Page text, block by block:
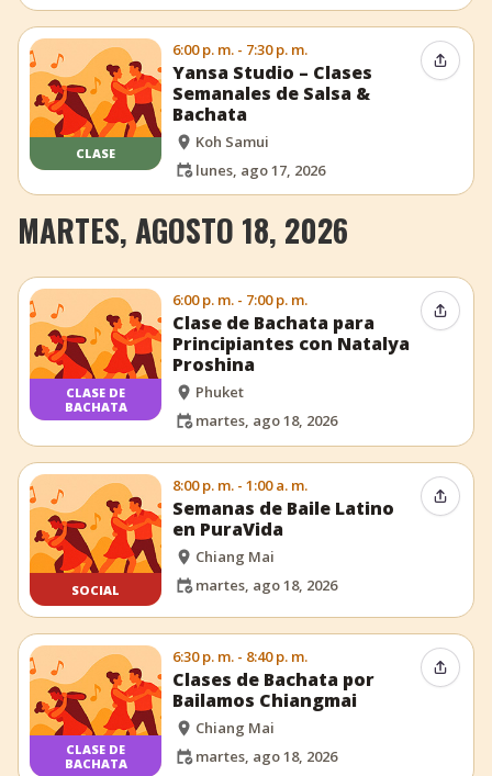
CLASE
6:00 p. m. - 7:30 p. m.
Yansa Studio – Clases
Semanales de Salsa &
Bachata
Koh Samui
lunes, ago 17, 2026
MARTES, AGOSTO 18, 2026
CLASE DE
BACHATA
6:00 p. m. - 7:00 p. m.
Clase de Bachata para
Principiantes con Natalya
Proshina
Phuket
martes, ago 18, 2026
SOCIAL
8:00 p. m. - 1:00 a. m.
Semanas de Baile Latino
en PuraVida
Chiang Mai
martes, ago 18, 2026
CLASE DE
BACHATA
6:30 p. m. - 8:40 p. m.
Clases de Bachata por
Bailamos Chiangmai
Chiang Mai
martes, ago 18, 2026